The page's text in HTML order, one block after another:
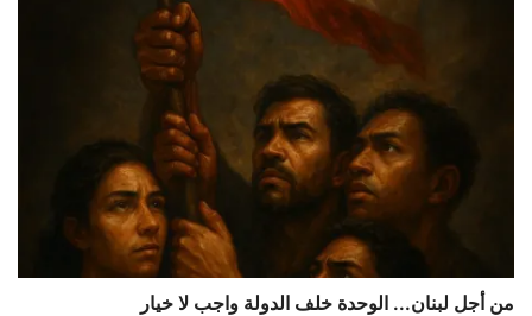
من أجل لبنان... الوحدة خلف الدولة واجب لا خيار